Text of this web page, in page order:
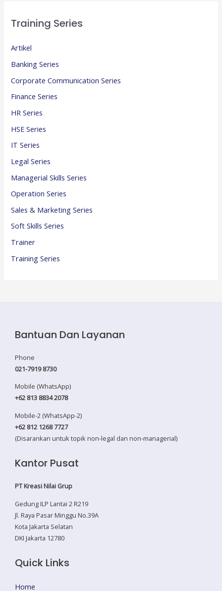
Training Series
Artikel
Banking Series
Corporate Communication Series
Finance Series
HR Series
HSE Series
IT Series
Legal Series
Managerial Skills Series
Operation Series
Sales & Marketing Series
Soft Skills Series
Trainer
Training Series
Bantuan Dan Layanan
Phone
021-7919 8730
Mobile (WhatsApp)
+62 813 8834 2078
Mobile-2 (WhatsApp-2)
+62 812 1268 7727
(Disarankan untuk topik non-legal dan non-managerial)
Kantor Pusat
PT Kreasi Nilai Grup
Gedung ILP Lantai 2 R219
Jl. Raya Pasar Minggu No.39A
Kota Jakarta Selatan
DKI Jakarta 12780
Quick Links
Home